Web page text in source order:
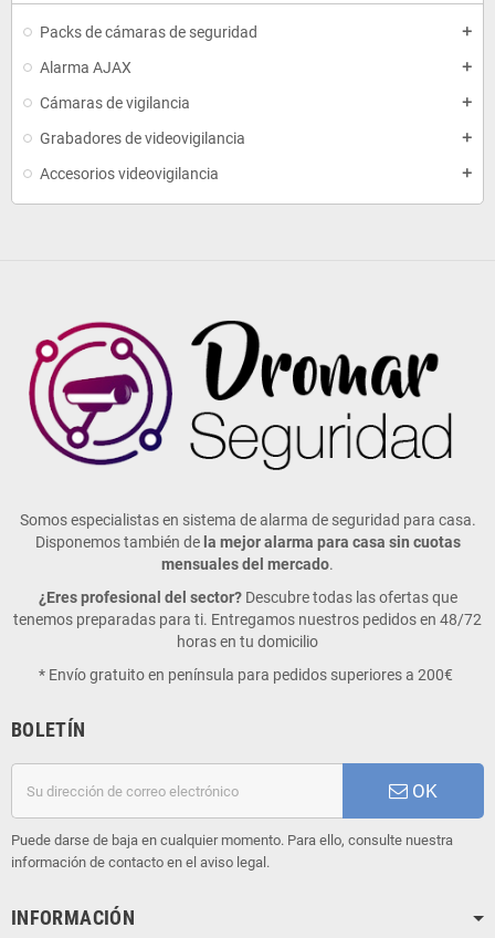
Packs de cámaras de seguridad add
Alarma AJAX add
Cámaras de vigilancia add
Grabadores de videovigilancia add
Accesorios videovigilancia add
Somos especialistas en sistema de alarma de seguridad para casa.
Disponemos también de la mejor alarma para casa sin cuotas
mensuales del mercado.
¿Eres profesional del sector? Descubre todas las ofertas que
tenemos preparadas para ti. Entregamos nuestros pedidos en 48/72
horas en tu domicilio
* Envío gratuito en península para pedidos superiores a 200€
BOLETÍN
OK
Puede darse de baja en cualquier momento. Para ello, consulte nuestra
información de contacto en el aviso legal.
INFORMACIÓN